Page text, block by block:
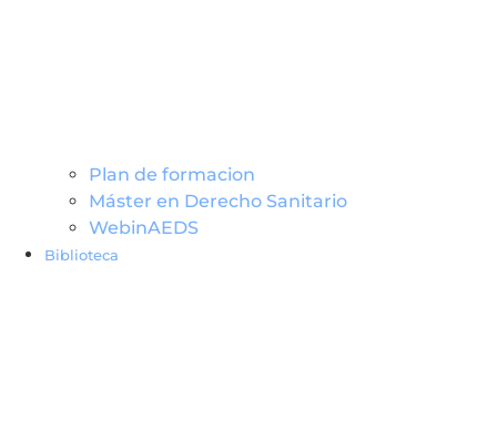
Plan de formacion
Máster en Derecho Sanitario
WebinAEDS
Biblioteca